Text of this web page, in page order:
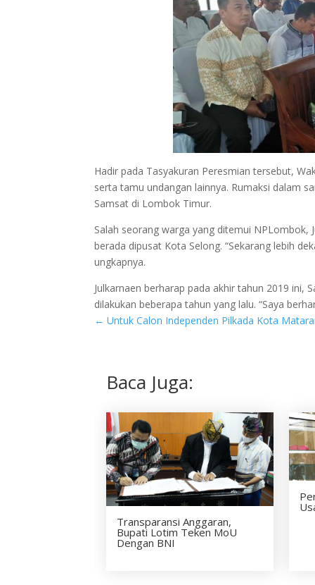
Hadir pada Tasyakuran Peresmian tersebut,
serta tamu undangan lainnya. Rumaksi dalam
Samsat di Lombok Timur.
Salah seorang warga yang ditemui
berada dipusat Kota Selong. “Sekarang lebih
ungkapnya.
Julkarnaen berharap pada akhir tahun 2019 ini,
dilakukan beberapa tahun yang lalu. “Saya
← Untuk Calon Independen Pilkada Kota
Baca Juga:
Transparansi Anggaran,
Bupati Lotim Teken MoU
Dengan BNI